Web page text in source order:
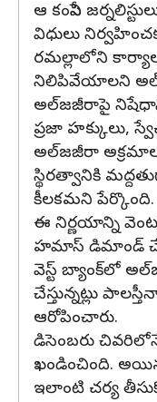
ఆ కంపెనీ
విధులు
రమల్లాలోని
నిలిపివేయాలని
అల్‌జజీరాపై
ప్రజా హక్కులు,
అల్‌జజీరా
స్థిరత్వానికి
కీలకమని పేర్కొంది.
ఈ నిర్ణయాన్ని
హమాస్‌ డిమాండ్
వెస్ట్ బ్యాంక్‌లో
చేస్తున్నట్లు
ఆరోపించారు.
డిసెంబరు
ఖండించింది.
ఇలాంటి చర్య